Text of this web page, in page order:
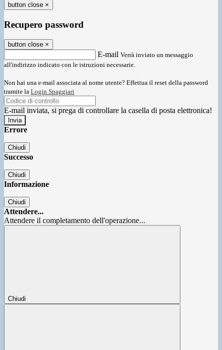
button close ×
Recupero password
button close ×
E-mail Verrà inviato un messaggio
all'indirizzo indicato con le istruzioni necessarie.
Non hai una e-mail associata al nome utente? Effettua il reset della password
tramite la Login Spaggiari
E-mail inviata, si prega di controllare la casella di posta elettronica!
Errore
Chiudi
Successo
Chiudi
Informazione
Chiudi
Attendere...
Attendere il completamento dell'operazione...
Chiudi